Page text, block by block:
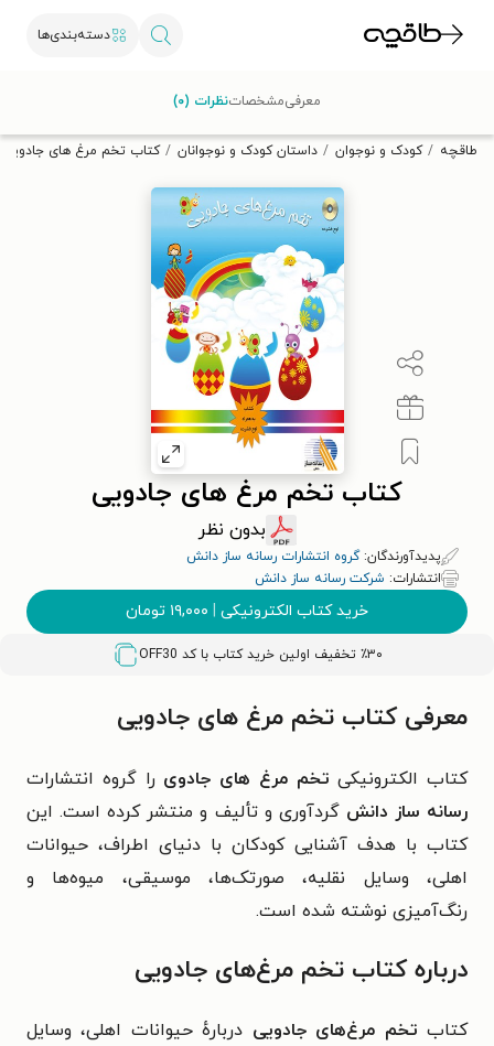
دسته‌بندی‌ها
تخفیف از طاقچه دریافت کن.
طاقچه کودک و نوجوان داستان کودک و نوجوانان کتاب تخم مرغ های جادویی
کتاب تخم مرغ های جادویی
بدون نظر
پدیدآورندگان:گروه انتشارات رسانه ساز دانش
انتشارات: شرکت رسانه ساز دانش
خرید کتاب الکترونیکی | ۱۹,۰۰۰ تومان
٪۳۰ تخفیف اولین خرید کتاب با کد OFF30
معرفیمشخصاتنظرات (۰)
معرفی کتاب تخم مرغ های جادویی
کتاب الکترونیکی تخم مرغ های جادوی را گروه انتشارات
رسانه ساز دانش گردآوری و تألیف و منتشر کرده است. این
کتاب با هدف آشنایی کودکان با دنیای اطراف، حیوانات
اهلی، وسایل نقلیه، صورتک‌ها، موسیقی، میوه‌ها و
رنگ‌آمیزی نوشته شده است.
درباره کتاب تخم مرغ‌های جادویی
کتاب تخم‌ مرغ‌های جادویی دربارهٔ حیوانات اهلی، وسایل